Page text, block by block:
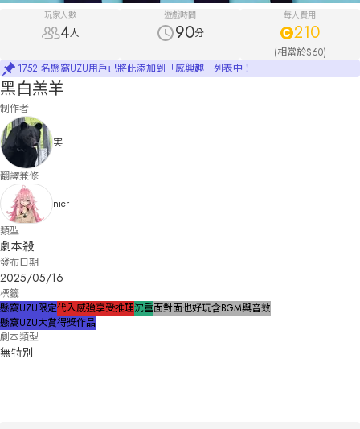
玩家人數
4人
遊戲時間
90分
每人費用
210
(相當於$60)
1752 名懸窩UZU用戶已將此添加到「感興趣」列表中！
黑白羔羊
制作者
実
翻譯兼修
nier
類型
劇本殺
發布日期
2025/05/16
標籤
懸窩UZU限定代入感強享受推理沉重面對面也好玩含BGM與音效
懸窩UZU大賞得獎作品
劇本類型
無特別